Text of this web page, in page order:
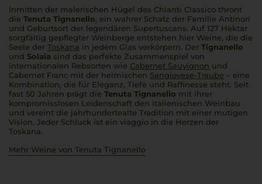
Inmitten der malerischen Hügel des Chianti Classico thront
die Tenuta Tignanello, ein wahrer Schatz der Familie Antinori
und Geburtsort der legendären Supertuscans. Auf 127 Hektar
sorgfältig gepflegter Weinberge entstehen hier Weine, die die
Seele der Toskana in jedem Glas verkörpern. Der Tignanello
und Solaia sind das perfekte Zusammenspiel von
internationalen Rebsorten wie Cabernet Sauvignon und
Cabernet Franc mit der heimischen Sangiovese-Traube – eine
Kombination, die für Eleganz, Tiefe und Raffinesse steht. Seit
fast 50 Jahren prägt die Tenuta Tignanello mit ihrer
kompromisslosen Leidenschaft den italienischen Weinbau
und vereint die jahrhundertealte Tradition mit einer mutigen
Vision. Jeder Schluck ist ein viaggio in die Herzen der
Toskana.
Mehr Weine von Tenuta Tignanello